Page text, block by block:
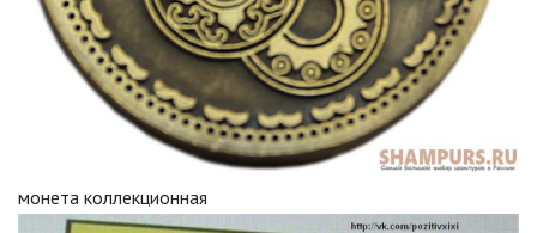
монета коллекционная